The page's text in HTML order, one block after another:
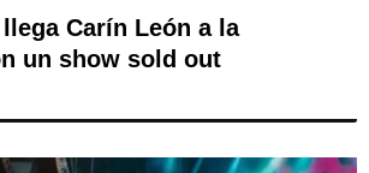
Carín León a la
un show sold out